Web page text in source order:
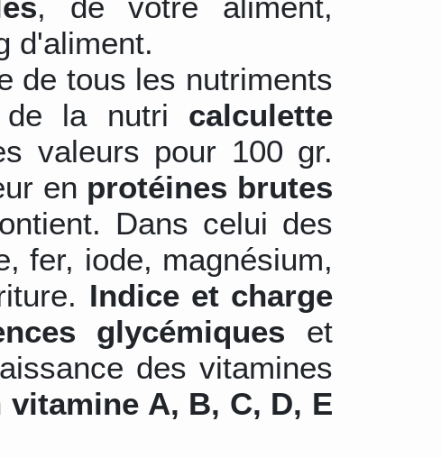
d'aliment.
de tous les nutriments
de la nutri calculette
valeurs pour 100 gr.
en protéines brutes
Dans celui des
fer, iode, magnésium,
Indice et charge
glycémiques et
des vitamines
vitamine A, B, C, D, E